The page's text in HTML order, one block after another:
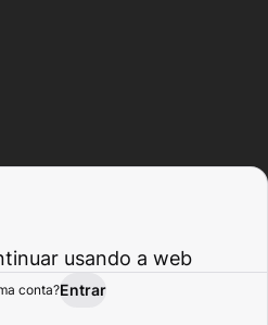
Atividade
usando a web
conta?Entrar